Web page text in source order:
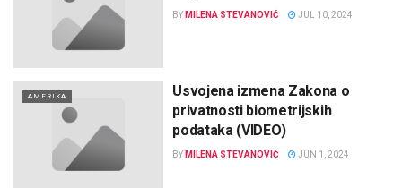
BY MILENA STEVANOVIĆ JUL 10, 2024
AMERIKA
Usvojena izmena Zakona o
privatnosti biometrijskih
podataka (VIDEO)
BY MILENA STEVANOVIĆ JUN 1, 2024